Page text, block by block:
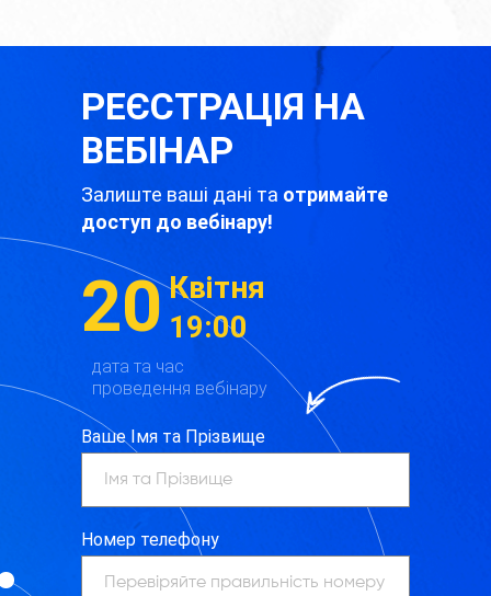
Ваше Імя та Прізвище
Номер телефону
РЕЄСТРАЦІЯ НА
ВЕБІНАР
Квітня
19:00
дата та час
проведення вебінару
Залиште ваші дані та отримайте
доступ до вебінару!
20